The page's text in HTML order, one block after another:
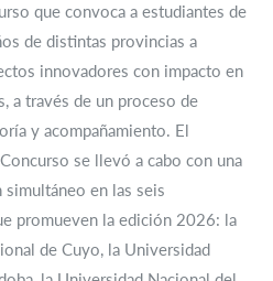
que convoca a estudiantes de
de distintas provincias a
innovadores con impacto en
a través de un proceso de
y acompañamiento. El
se llevó a cabo con una
en las seis
promueven la edición 2026: la
de Cuyo, la Universidad